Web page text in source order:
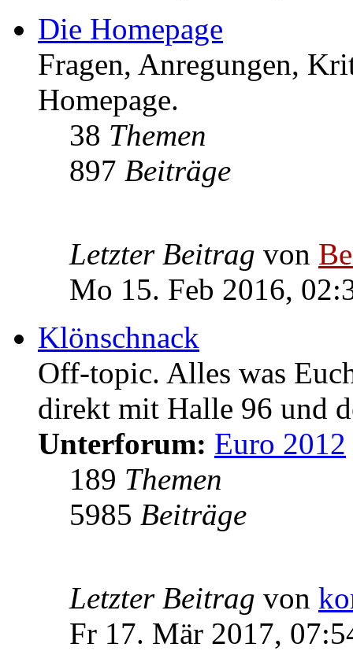
Die Homepage
Fragen, Anregungen,
Homepage.
38 Themen
897 Beiträge
Letzter Beitrag von
Mo 15. Feb 2016,
Klönschnack
Off-topic. Alles was
direkt mit Halle 96 und
Unterforum: Euro 2012
189 Themen
5985 Beiträge
Letzter Beitrag von
Fr 17. Mär 2017,